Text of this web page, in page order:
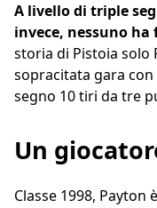
A livello di triple
invece, nessuno
storia di Pistoia solo
sopracitata gara
segno 10 tiri da tre
Un
Classe 1998, Payton